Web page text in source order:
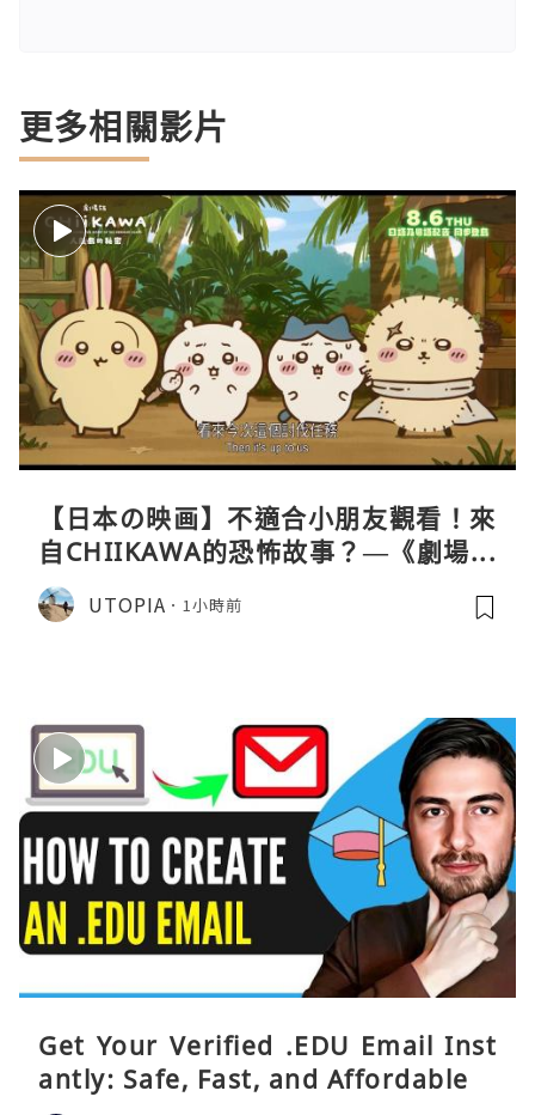
更多相關影片
【日本の映画】不適合小朋友觀看！來
自CHIIKAWA的恐怖故事？—《劇場版
CHIIKAWA 人魚島的秘密》
UTOPIA 1小時前
Get Your Verified .EDU Email Inst
antly: Safe, Fast, and Affordable